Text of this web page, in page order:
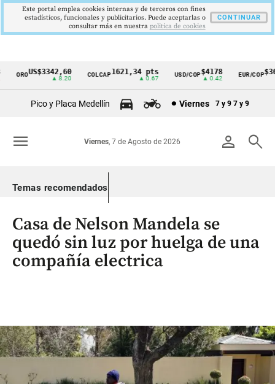
Cintillo
Colombia
OROUS$3342,60
▲ 8.20
COLCAP1621,34 pts
▲ 0.67
USD/COP$4178
▲ 0.42
EUR/COP
Pico y Placa Medellín Viernes 7 y 9 7 y 9
person search
Viernes, 7 de Agosto de 2026
menu
Temas recomendados
Casa de Nelson Mandela se
quedó sin luz por huelga de una
compañía electrica
Este portal emplea cookies internas y de terceros con fines
estadísticos, funcionales y publicitarios. Puede aceptarlas o
consultar más en nuestra politica de cookies
CONTINUAR